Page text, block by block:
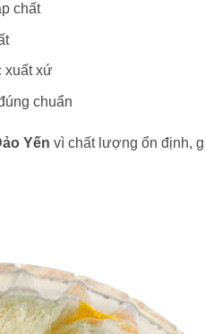
chất
xuất xứ
chuẩn
Yến vì chất lượng ổn định,